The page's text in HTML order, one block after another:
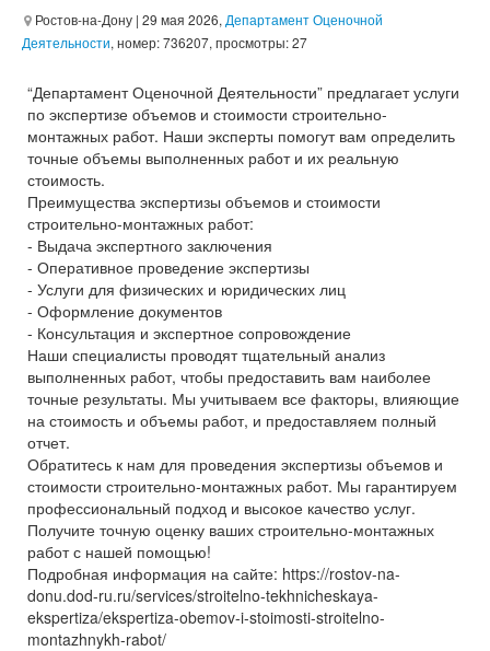
Ростов-на-Дону | 29 мая 2026, Департамент Оценочной
Деятельности, номер: 736207, просмотры: 27
“Департамент Оценочной Деятельности” предлагает услуги
по экспертизе объемов и стоимости строительно-
монтажных работ. Наши эксперты помогут вам определить
точные объемы выполненных работ и их реальную
стоимость.
Преимущества экспертизы объемов и стоимости
строительно-монтажных работ:
- Выдача экспертного заключения
- Оперативное проведение экспертизы
- Услуги для физических и юридических лиц
- Оформление документов
- Консультация и экспертное сопровождение
Наши специалисты проводят тщательный анализ
выполненных работ, чтобы предоставить вам наиболее
точные результаты. Мы учитываем все факторы, влияющие
на стоимость и объемы работ, и предоставляем полный
отчет.
Обратитесь к нам для проведения экспертизы объемов и
стоимости строительно-монтажных работ. Мы гарантируем
профессиональный подход и высокое качество услуг.
Получите точную оценку ваших строительно-монтажных
работ с нашей помощью!
Подробная информация на сайте: https://rostov-na-
donu.dod-ru.ru/services/stroitelno-tekhnicheskaya-
ekspertiza/ekspertiza-obemov-i-stoimosti-stroitelno-
montazhnykh-rabot/